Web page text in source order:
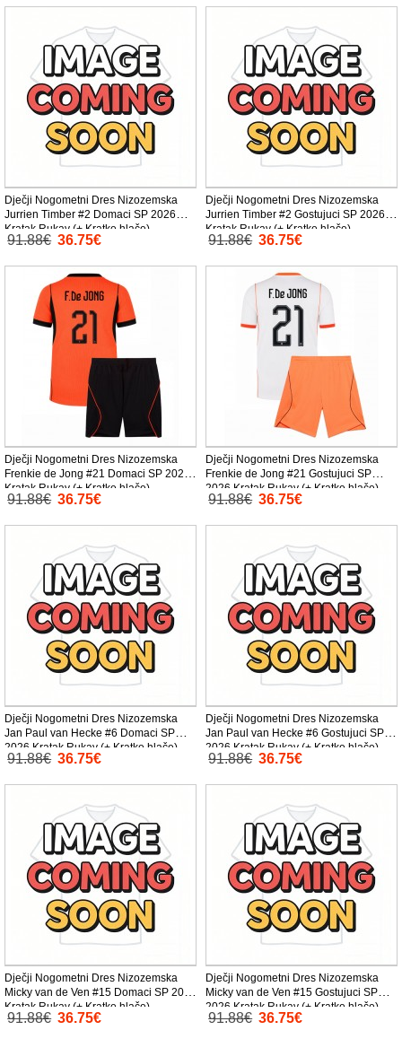
Dječji Nogometni Dres Nizozemska
Jurrien Timber #2 Domaci SP 2026
Kratak Rukav (+ Kratke hlače)
91.88€ 36.75€
Dječji Nogometni Dres Nizozemska
Jurrien Timber #2 Gostujuci SP 2026
Kratak Rukav (+ Kratke hlače)
91.88€ 36.75€
Dječji Nogometni Dres Nizozemska
Frenkie de Jong #21 Domaci SP 2026
Kratak Rukav (+ Kratke hlače)
91.88€ 36.75€
Dječji Nogometni Dres Nizozemska
Frenkie de Jong #21 Gostujuci SP
2026 Kratak Rukav (+ Kratke hlače)
91.88€ 36.75€
Dječji Nogometni Dres Nizozemska
Jan Paul van Hecke #6 Domaci SP
2026 Kratak Rukav (+ Kratke hlače)
91.88€ 36.75€
Dječji Nogometni Dres Nizozemska
Jan Paul van Hecke #6 Gostujuci SP
2026 Kratak Rukav (+ Kratke hlače)
91.88€ 36.75€
Dječji Nogometni Dres Nizozemska
Micky van de Ven #15 Domaci SP 2026
Kratak Rukav (+ Kratke hlače)
91.88€ 36.75€
Dječji Nogometni Dres Nizozemska
Micky van de Ven #15 Gostujuci SP
2026 Kratak Rukav (+ Kratke hlače)
91.88€ 36.75€